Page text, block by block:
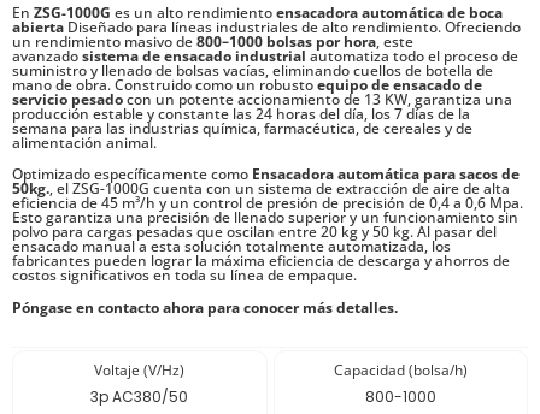
En ZSG-1000G es un alto rendimientoensacadora automática de boca
abierta Diseñado para líneas industriales de alto rendimiento. Ofreciendo
un rendimiento masivo de800–1000 bolsas por hora, este
avanzadosistema de ensacado industrial automatiza todo el proceso de
suministro y llenado de bolsas vacías, eliminando cuellos de botella de
mano de obra. Construido como un robustoequipo de ensacado de
servicio pesadocon un potente accionamiento de 13 KW, garantiza una
producción estable y constante las 24 horas del día, los 7 días de la
semana para las industrias química, farmacéutica, de cereales y de
alimentación animal.
Optimizado específicamente como Ensacadora automática para sacos de
50kg., el ZSG-1000G cuenta con un sistema de extracción de aire de alta
eficiencia de 45 m³/h y un control de presión de precisión de 0,4 a 0,6 Mpa.
Esto garantiza una precisión de llenado superior y un funcionamiento sin
polvo para cargas pesadas que oscilan entre 20 kg y 50 kg. Al pasar del
ensacado manual a esta solución totalmente automatizada, los
fabricantes pueden lograr la máxima eficiencia de descarga y ahorros de
costos significativos en toda su línea de empaque.
Póngase en contacto ahora para conocer más detalles.
Voltaje (V/Hz)
3p AC380/50
Capacidad (bolsa/h)
800-1000